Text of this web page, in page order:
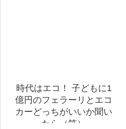
時代はエコ！ 子どもに1
億円のフェラーリとエコ
カーどっちがいいか聞い
たら（笑）